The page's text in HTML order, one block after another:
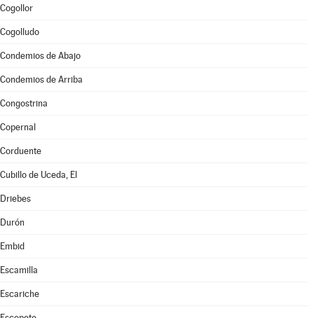
Cogollor
Cogolludo
Condemios de Abajo
Condemios de Arriba
Congostrina
Copernal
Corduente
Cubillo de Uceda, El
Driebes
Durón
Embid
Escamilla
Escariche